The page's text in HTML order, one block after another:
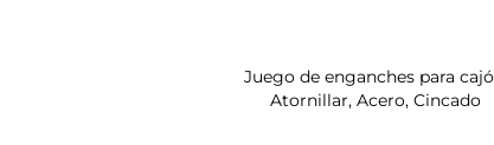
Juego de enganches para
Atornillar, Acero, Cincado